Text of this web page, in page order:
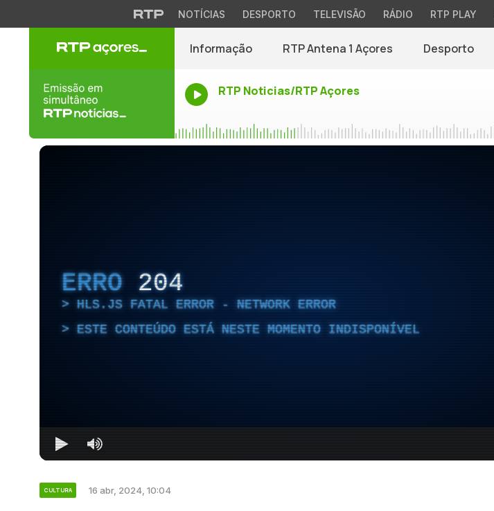
NOTÍCIAS DESPORTO TELEVISÃO RÁDIO RTP PLAY
Informação RTP Antena 1 Açores Desporto
RTP Noticias/RTP Açores
ERRO 204
HLS.JS FATAL ERROR - NETWORK ERROR
ESTE CONTEÚDO ESTÁ NESTE MOMENTO INDISPONÍVEL
CULTURA 16 abr, 2024, 10:04